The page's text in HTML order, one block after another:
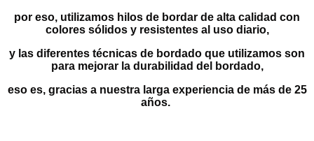
por eso, utilizamos hilos de bordar de alta calidad con
colores sólidos y resistentes al uso diario,
y las diferentes técnicas de bordado que utilizamos son
para mejorar la durabilidad del bordado,
eso es, gracias a nuestra larga experiencia de más de 25
años.